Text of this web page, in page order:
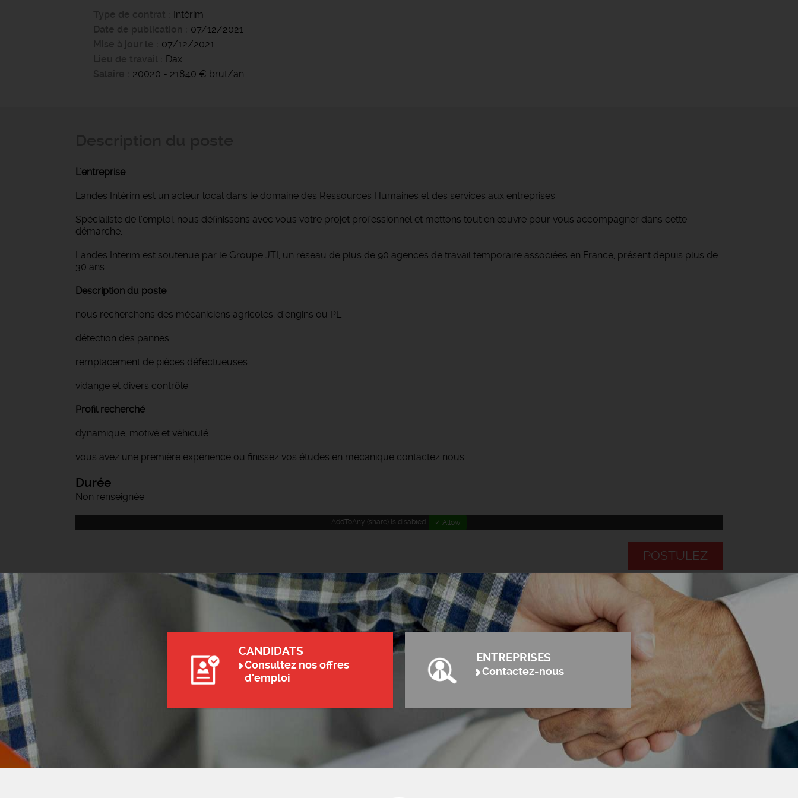
Intérim
07/12/2021
07/12/2021
Dax
20020 - 21840 € brut/an
L'entreprise
Landes Intérim est un acteur local dans le domaine des Ressources Humaines et des services aux entreprises.
Spécialiste de l'emploi, nous définissons avec vous votre projet professionnel et mettons tout en œuvre pour vous accompagner dans cette
démarche.
Landes Intérim est soutenue par le Groupe JTI, un réseau de plus de 90 agences de travail temporaire associées en France, présent depuis plus de
30 ans.
Description du poste
nous recherchons des mécaniciens agricoles, d'engins ou PL
détection des pannes
remplacement de pièces défectueuses
vidange et divers contrôle
Profil recherché
dynamique, motivé et véhiculé
vous avez une première expérience ou finissez vos études en mécanique contactez nous
Durée
Non renseignée
AddToAny (share) is disabled. ✓ Allow
POSTULEZ
CANDIDATS
Consultez nos offres
d'emploi
ENTREPRISES
Contactez-nous